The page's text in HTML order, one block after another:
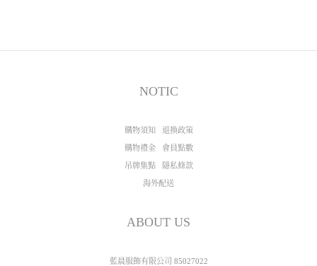
NOTIC
購物須知 退換政策
購物禮金 會員點數
吊牌集點 隱私條款
海外配送
ABOUT US
藍晨服飾有限公司 85027022